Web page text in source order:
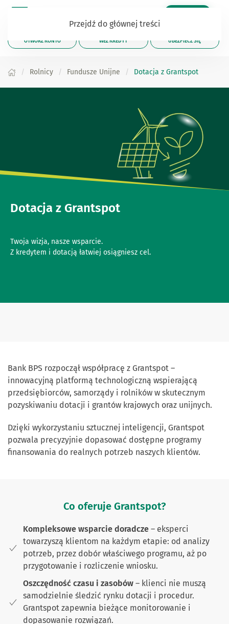
Przejdź do głównej treści
OTWÓRZ KONTO WEŹ KREDYT UBEZPIECZ SIĘ
Rolnicy Fundusze Unijne Dotacja z Grantspot
Dotacja z Grantspot
Twoja wizja, nasze wsparcie.
Z kredytem i dotacją łatwiej osiągniesz cel.
Bank BPS rozpoczął współpracę z Grantspot –
innowacyjną platformą technologiczną wspierającą
przedsiębiorców, samorządy i rolników w skutecznym
pozyskiwaniu dotacji i grantów krajowych oraz unijnych.
Dzięki wykorzystaniu sztucznej inteligencji, Grantspot
pozwala precyzyjnie dopasować dostępne programy
finansowania do realnych potrzeb naszych klientów.
Co oferuje Grantspot?
Kompleksowe wsparcie doradcze – eksperci
towarzyszą klientom na każdym etapie: od analizy
potrzeb, przez dobór właściwego programu, aż po
przygotowanie i rozliczenie wniosku.
Oszczędność czasu i zasobów – klienci nie muszą
samodzielnie śledzić rynku dotacji i procedur.
Grantspot zapewnia bieżące monitorowanie i
dopasowanie rozwiązań.